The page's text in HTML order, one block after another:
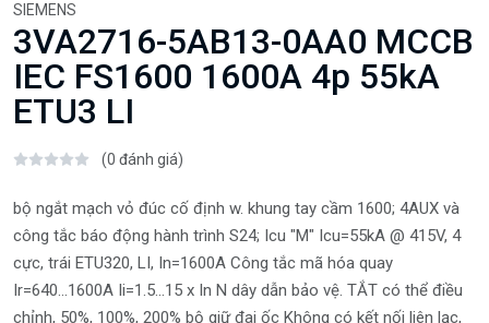
SIEMENS
3VA2716-5AB13-0AA0 MCCB
IEC FS1600 1600A 4p 55kA
ETU3 LI
(0 đánh giá)
bộ ngắt mạch vỏ đúc cố định w. khung tay cầm 1600; 4AUX và
công tắc báo động hành trình S24; Icu "M" Icu=55kA @ 415V, 4
cực, trái ETU320, LI, In=1600A Công tắc mã hóa quay
Ir=640...1600A Ii=1.5...15 x In N dây dẫn bảo vệ. TẮT có thể điều
chỉnh, 50%, 100%, 200% bộ giữ đai ốc Không có kết nối liên lạc,